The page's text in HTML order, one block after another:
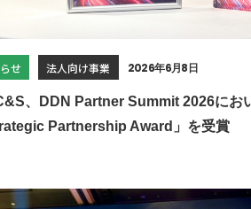
せ 法人向け事業 2026年6月8日
、DDN Partner Summit 2026にお
Partnership Award」を受賞